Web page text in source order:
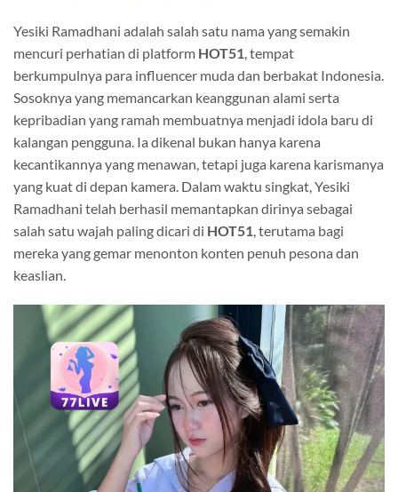
Yesiki Ramadhani adalah salah satu nama yang semakin
mencuri perhatian di platform HOT51, tempat
berkumpulnya para influencer muda dan berbakat Indonesia.
Sosoknya yang memancarkan keanggunan alami serta
kepribadian yang ramah membuatnya menjadi idola baru di
kalangan pengguna. Ia dikenal bukan hanya karena
kecantikannya yang menawan, tetapi juga karena karismanya
yang kuat di depan kamera. Dalam waktu singkat, Yesiki
Ramadhani telah berhasil memantapkan dirinya sebagai
salah satu wajah paling dicari di HOT51, terutama bagi
mereka yang gemar menonton konten penuh pesona dan
keaslian.